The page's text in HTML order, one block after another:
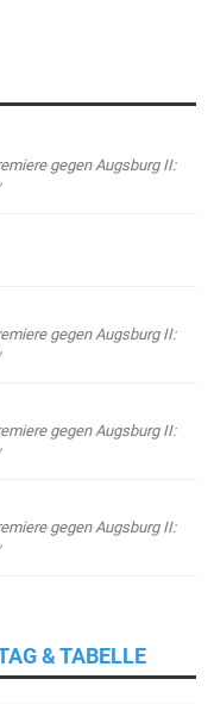
gegen Augsburg II:
gegen Augsburg II:
gegen Augsburg II:
gegen Augsburg II:
& TABELLE